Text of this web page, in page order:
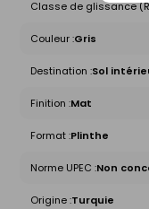
Classe de glissance
Couleur :Gris
Destination :Sol
Finition :Mat
Format :Plinthe
Norme UPEC :Non
Origine :Turquie